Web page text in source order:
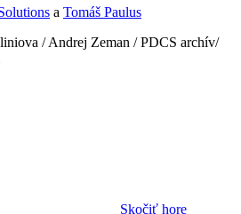
a Tomáš Paulus
/ Andrej Zeman / PDCS archív/
Skočiť hore